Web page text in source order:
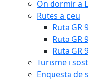
On dormir a
Rutes a peu
Ruta GR
Ruta GR
Ruta GR
Turisme i
Enquesta de